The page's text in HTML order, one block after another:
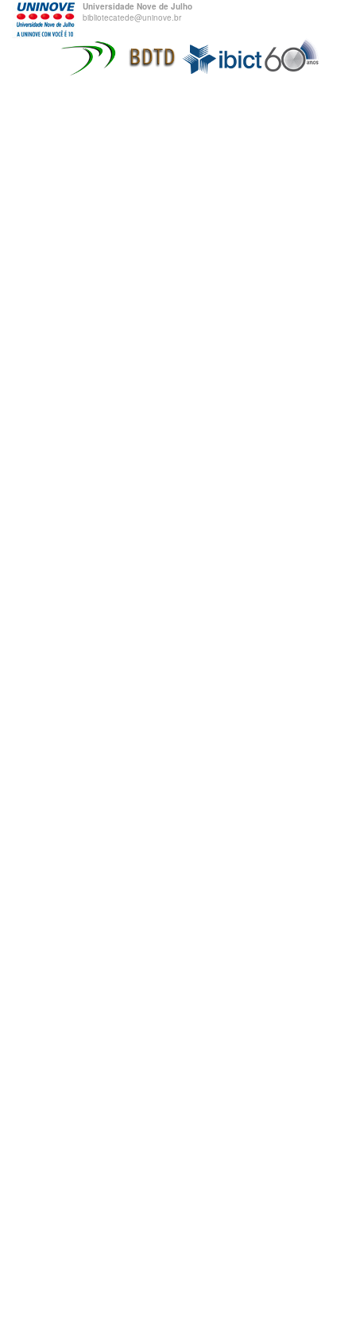
Universidade Nove de Julho
bibliotecatede@uninove.br